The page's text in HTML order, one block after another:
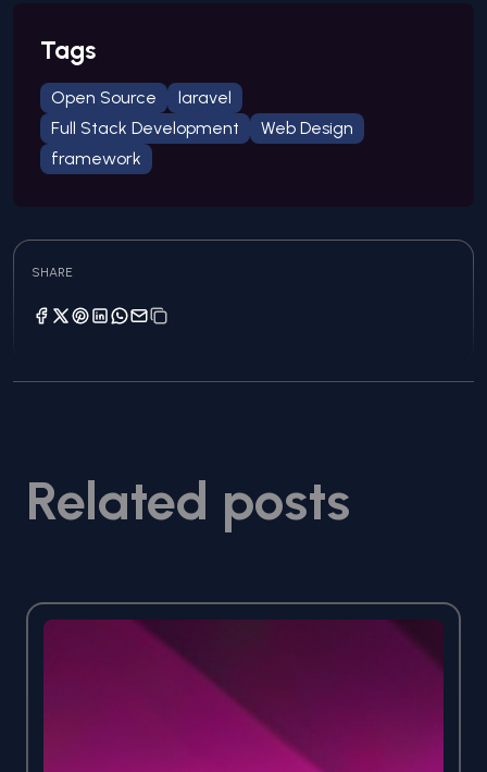
Tags
Open Source
laravel
Full Stack Development
Web Design
framework
SHARE
Related posts